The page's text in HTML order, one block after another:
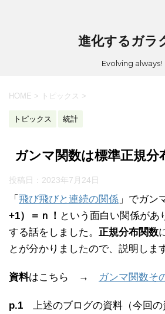
進化するガラ
Evolving always!
HOME > トピックス >
トピックス 統計
ガンマ関数は標準正規分
投稿日： 2023年7月24日
「 飛び飛びと連続の関係 」でガン
+1）＝ｎ！ という面白い関係があ
する話をしました。 正規分布関数
とが分かりましたので、説明しま
資料はこちら → ガンマ関数そ
p.1 上述のブログの資料（今回の